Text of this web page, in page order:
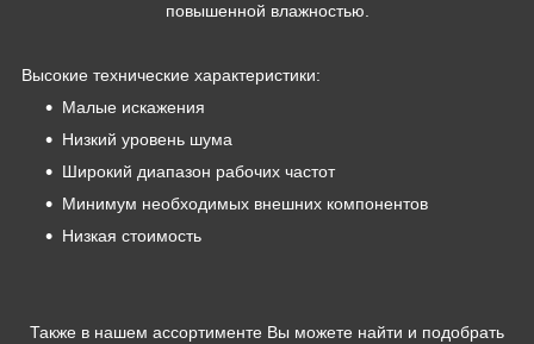
повышенной влажностью.
Высокие технические характеристики:
Малые искажения
Низкий уровень шума
Широкий диапазон рабочих частот
Минимум необходимых внешних компонентов
Низкая стоимость
Также в нашем ассортименте Вы можете найти и подобрать